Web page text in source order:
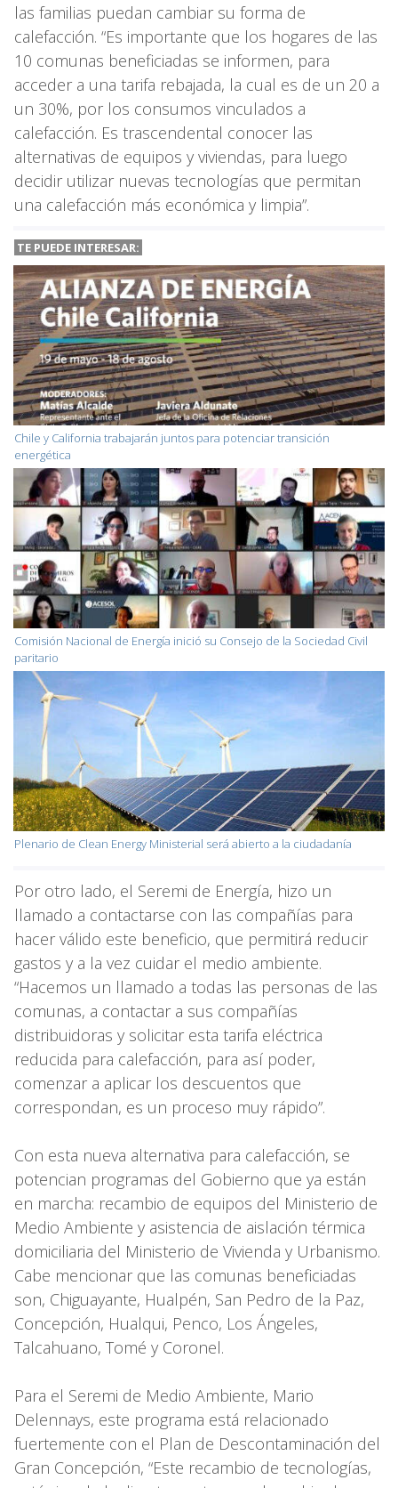
las familias puedan cambiar su forma de
calefacción. “Es importante que los hogares de las
10 comunas beneficiadas se informen, para
acceder a una tarifa rebajada, la cual es de un 20 a
un 30%, por los consumos vinculados a
calefacción. Es trascendental conocer las
alternativas de equipos y viviendas, para luego
decidir utilizar nuevas tecnologías que permitan
una calefacción más económica y limpia”.
TE PUEDE INTERESAR:
Chile y California trabajarán juntos para potenciar transición
energética
Comisión Nacional de Energía inició su Consejo de la Sociedad Civil
paritario
Plenario de Clean Energy Ministerial será abierto a la ciudadanía
Por otro lado, el Seremi de Energía, hizo un
llamado a contactarse con las compañías para
hacer válido este beneficio, que permitirá reducir
gastos y a la vez cuidar el medio ambiente.
“Hacemos un llamado a todas las personas de las
comunas, a contactar a sus compañías
distribuidoras y solicitar esta tarifa eléctrica
reducida para calefacción, para así poder,
comenzar a aplicar los descuentos que
correspondan, es un proceso muy rápido”.
Con esta nueva alternativa para calefacción, se
potencian programas del Gobierno que ya están
en marcha: recambio de equipos del Ministerio de
Medio Ambiente y asistencia de aislación térmica
domiciliaria del Ministerio de Vivienda y Urbanismo.
Cabe mencionar que las comunas beneficiadas
son, Chiguayante, Hualpén, San Pedro de la Paz,
Concepción, Hualqui, Penco, Los Ángeles,
Talcahuano, Tomé y Coronel.
Para el Seremi de Medio Ambiente, Mario
Delennays, este programa está relacionado
fuertemente con el Plan de Descontaminación del
Gran Concepción, “Este recambio de tecnologías,